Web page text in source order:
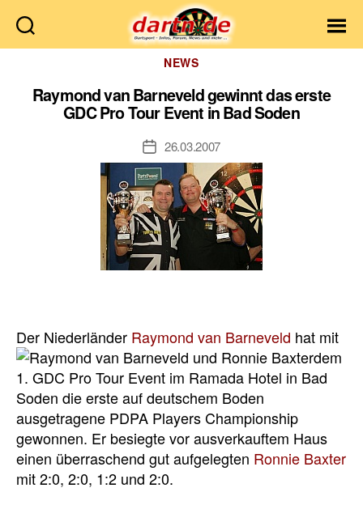
Dartn.de
Kategorien
NEWS
Raymond van Barneveld gewinnt das erste
GDC Pro Tour Event in Bad Soden
Veröffentlichungsdatum
26.03.2007
Der Niederländer Raymond van Barneveld hat mit
dem
1. GDC Pro Tour Event im Ramada Hotel in Bad
Soden die erste auf deutschem Boden
ausgetragene PDPA Players Championship
gewonnen. Er besiegte vor ausverkauftem Haus
einen überraschend gut aufgelegten Ronnie Baxter
mit 2:0, 2:0, 1:2 und 2:0.